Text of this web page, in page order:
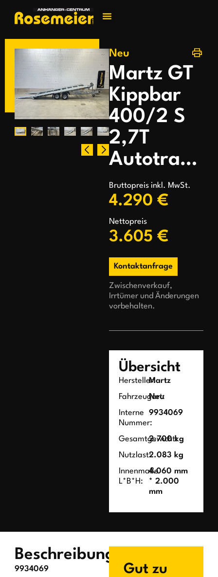
Neu
Martz GT
Kippbar
400/2 S
2,7T
Autotransporter
Bruttopreis inkl. MwSt.
4.290 €
Nettopreis
3.605 €
Kontaktanfrage
Zwischenverkauf,
Irrtümer und Änderungen
vorbehalten.
Übersicht
Hersteller:Martz
Fahrzeugart:
Neu
Interne
Nummer:
9934069
Gesamtgewicht:
2.700 kg
Nutzlast:2.083 kg
Innenmaße
L*B*H:
4.060 mm
* 2.000
mm
Beschreibung
9934069
Gut zu